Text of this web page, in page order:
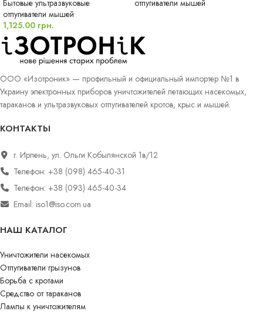
Бытовые ультразвуковые
отпугиватели мышей
1,125.00 грн.
отпугиватели мышей
ООО «Изотроник» — профильный и официальный импортер №1 в
Украину электронных приборов уничтожителей летающих насекомых,
тараканов и ультразвуковых отпугивателей кротов, крыс и мышей.
КОНТАКТЫ
г. Ирпень, ул. Ольги Кобылянской 1в/12
Телефон: +38 (098) 465-40-31
Телефон: +38 (093) 465-40-34
Email: iso1@iso.com.ua
НАШ КАТАЛОГ
Уничтожители насекомых
Отпугиватели грызунов
Борьба с кротами
Средство от тараканов
Лампы к уничтожителям